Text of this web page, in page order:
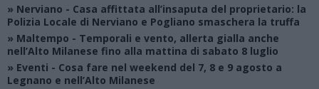
» Nerviano - Casa affittata all’insaputa del proprietario: la
Polizia Locale di Nerviano e Pogliano smaschera la truffa
» Maltempo - Temporali e vento, allerta gialla anche
nell’Alto Milanese fino alla mattina di sabato 8 luglio
» Eventi - Cosa fare nel weekend del 7, 8 e 9 agosto a
Legnano e nell’Alto Milanese